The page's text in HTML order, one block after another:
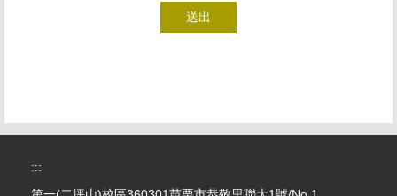
送出
:::